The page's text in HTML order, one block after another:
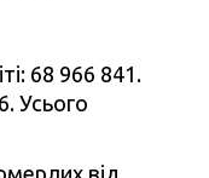
68 966 841.
Усього
від